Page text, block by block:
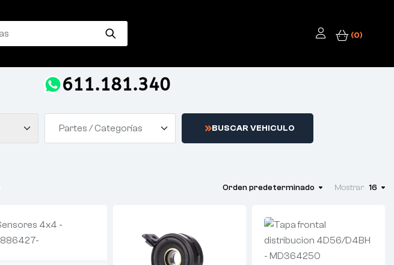
(0)
611.181.340
Partes / Categorías BUSCARVEHICULO
Orden predeterminado Mostrar 16